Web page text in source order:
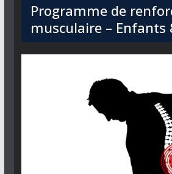
Programme de
musculaire – Enfants